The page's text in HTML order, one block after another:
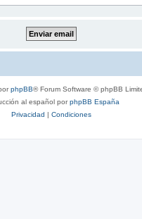
phpBB® Forum Software © phpBB
al español porphpBB España
Privacidad | Condiciones